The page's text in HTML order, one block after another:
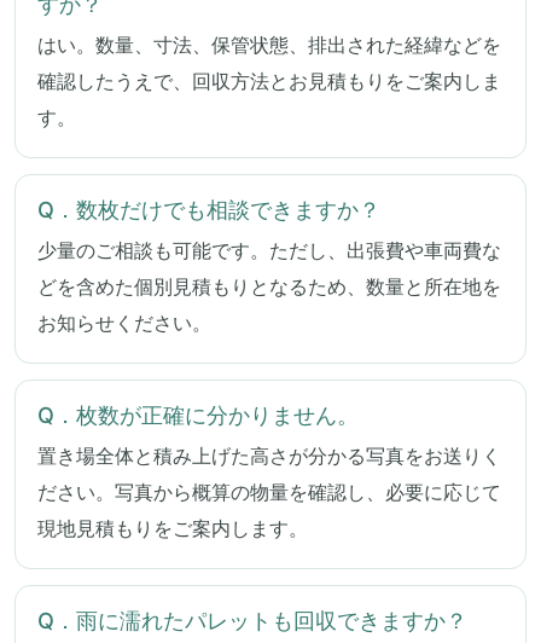
はい。数量、寸法、保管状態、排出された経緯などを
確認したうえで、回収方法とお見積もりをご案内しま
す。
Q．数枚だけでも相談できますか？
少量のご相談も可能です。ただし、出張費や車両費な
どを含めた個別見積もりとなるため、数量と所在地を
お知らせください。
Q．枚数が正確に分かりません。
置き場全体と積み上げた高さが分かる写真をお送りく
ださい。写真から概算の物量を確認し、必要に応じて
現地見積もりをご案内します。
Q．雨に濡れたパレットも回収できますか？